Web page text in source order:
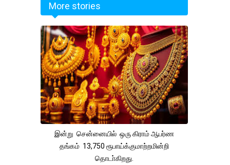
More stories
இன்று சென்னையில் ஒரு கிராம் ஆபர்ண
தங்கம் 13,750 ரூபாய்க்குமாற்றமின்றி
தொடா்கிறது.